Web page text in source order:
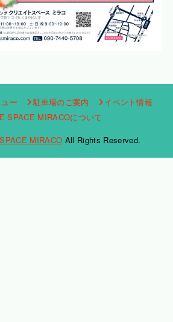
ー 駐車場のご案内
イベント情報
SPACE MIRACOについて
MIRACO All Rights Reserved.